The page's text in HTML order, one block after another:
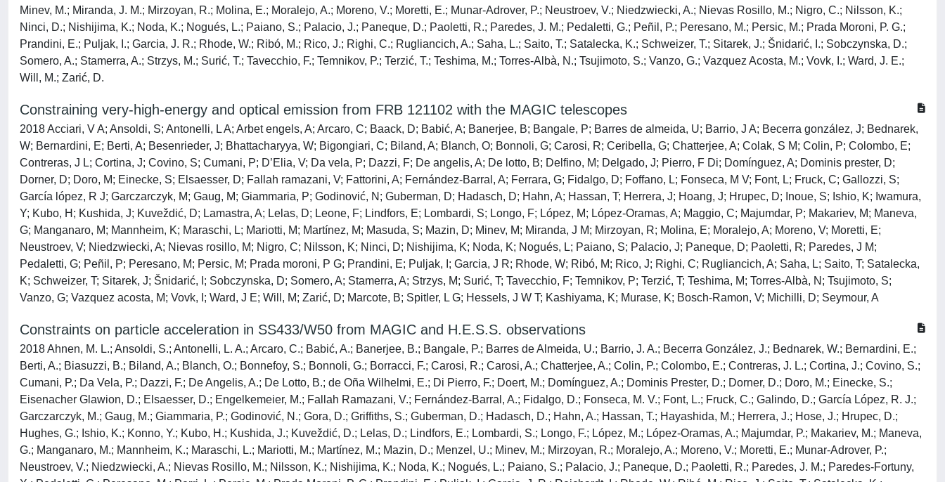
Minev, M.; Miranda, J. M.; Mirzoyan, R.; Molina, E.; Moralejo, A.; Moreno, V.; Moretti, E.; Munar-Adrover, P.; Neustroev, V.; Niedzwiecki, A.; Nievas Rosillo, M.; Nigro, C.; Nilsson, K.;
Ninci, D.; Nishijima, K.; Noda, K.; Nogués, L.; Paiano, S.; Palacio, J.; Paneque, D.; Paoletti, R.; Paredes, J. M.; Pedaletti, G.; Peñil, P.; Peresano, M.; Persic, M.; Prada Moroni, P. G.;
Prandini, E.; Puljak, I.; Garcia, J. R.; Rhode, W.; Ribó, M.; Rico, J.; Righi, C.; Rugliancich, A.; Saha, L.; Saito, T.; Satalecka, K.; Schweizer, T.; Sitarek, J.; Šnidarić, I.; Sobczynska, D.;
Somero, A.; Stamerra, A.; Strzys, M.; Surić, T.; Tavecchio, F.; Temnikov, P.; Terzić, T.; Teshima, M.; Torres-Albà, N.; Tsujimoto, S.; Vanzo, G.; Vazquez Acosta, M.; Vovk, I.; Ward, J. E.;
Will, M.; Zarić, D.
Constraining very-high-energy and optical emission from FRB 121102 with the MAGIC telescopes
2018 Acciari, V A; Ansoldi, S; Antonelli, L A; Arbet engels, A; Arcaro, C; Baack, D; Babić, A; Banerjee, B; Bangale, P; Barres de almeida, U; Barrio, J A; Becerra gonzález, J; Bednarek,
W; Bernardini, E; Berti, A; Besenrieder, J; Bhattacharyya, W; Bigongiari, C; Biland, A; Blanch, O; Bonnoli, G; Carosi, R; Ceribella, G; Chatterjee, A; Colak, S M; Colin, P; Colombo, E;
Contreras, J L; Cortina, J; Covino, S; Cumani, P; D’Elia, V; Da vela, P; Dazzi, F; De angelis, A; De lotto, B; Delfino, M; Delgado, J; Pierro, F Di; Domínguez, A; Dominis prester, D;
Dorner, D; Doro, M; Einecke, S; Elsaesser, D; Fallah ramazani, V; Fattorini, A; Fernández-Barral, A; Ferrara, G; Fidalgo, D; Foffano, L; Fonseca, M V; Font, L; Fruck, C; Gallozzi, S;
García lópez, R J; Garczarczyk, M; Gaug, M; Giammaria, P; Godinović, N; Guberman, D; Hadasch, D; Hahn, A; Hassan, T; Herrera, J; Hoang, J; Hrupec, D; Inoue, S; Ishio, K; Iwamura,
Y; Kubo, H; Kushida, J; Kuveždić, D; Lamastra, A; Lelas, D; Leone, F; Lindfors, E; Lombardi, S; Longo, F; López, M; López-Oramas, A; Maggio, C; Majumdar, P; Makariev, M; Maneva,
G; Manganaro, M; Mannheim, K; Maraschi, L; Mariotti, M; Martínez, M; Masuda, S; Mazin, D; Minev, M; Miranda, J M; Mirzoyan, R; Molina, E; Moralejo, A; Moreno, V; Moretti, E;
Neustroev, V; Niedzwiecki, A; Nievas rosillo, M; Nigro, C; Nilsson, K; Ninci, D; Nishijima, K; Noda, K; Nogués, L; Paiano, S; Palacio, J; Paneque, D; Paoletti, R; Paredes, J M;
Pedaletti, G; Peñil, P; Peresano, M; Persic, M; Prada moroni, P G; Prandini, E; Puljak, I; Garcia, J R; Rhode, W; Ribó, M; Rico, J; Righi, C; Rugliancich, A; Saha, L; Saito, T; Satalecka,
K; Schweizer, T; Sitarek, J; Šnidarić, I; Sobczynska, D; Somero, A; Stamerra, A; Strzys, M; Surić, T; Tavecchio, F; Temnikov, P; Terzić, T; Teshima, M; Torres-Albà, N; Tsujimoto, S;
Vanzo, G; Vazquez acosta, M; Vovk, I; Ward, J E; Will, M; Zarić, D; Marcote, B; Spitler, L G; Hessels, J W T; Kashiyama, K; Murase, K; Bosch-Ramon, V; Michilli, D; Seymour, A
Constraints on particle acceleration in SS433/W50 from MAGIC and H.E.S.S. observations
2018 Ahnen, M. L.; Ansoldi, S.; Antonelli, L. A.; Arcaro, C.; Babić, A.; Banerjee, B.; Bangale, P.; Barres de Almeida, U.; Barrio, J. A.; Becerra González, J.; Bednarek, W.; Bernardini, E.;
Berti, A.; Biasuzzi, B.; Biland, A.; Blanch, O.; Bonnefoy, S.; Bonnoli, G.; Borracci, F.; Carosi, R.; Carosi, A.; Chatterjee, A.; Colin, P.; Colombo, E.; Contreras, J. L.; Cortina, J.; Covino, S.;
Cumani, P.; Da Vela, P.; Dazzi, F.; De Angelis, A.; De Lotto, B.; de Oña Wilhelmi, E.; Di Pierro, F.; Doert, M.; Domínguez, A.; Dominis Prester, D.; Dorner, D.; Doro, M.; Einecke, S.;
Eisenacher Glawion, D.; Elsaesser, D.; Engelkemeier, M.; Fallah Ramazani, V.; Fernández-Barral, A.; Fidalgo, D.; Fonseca, M. V.; Font, L.; Fruck, C.; Galindo, D.; García López, R. J.;
Garczarczyk, M.; Gaug, M.; Giammaria, P.; Godinović, N.; Gora, D.; Griffiths, S.; Guberman, D.; Hadasch, D.; Hahn, A.; Hassan, T.; Hayashida, M.; Herrera, J.; Hose, J.; Hrupec, D.;
Hughes, G.; Ishio, K.; Konno, Y.; Kubo, H.; Kushida, J.; Kuveždić, D.; Lelas, D.; Lindfors, E.; Lombardi, S.; Longo, F.; López, M.; López-Oramas, A.; Majumdar, P.; Makariev, M.; Maneva,
G.; Manganaro, M.; Mannheim, K.; Maraschi, L.; Mariotti, M.; Martínez, M.; Mazin, D.; Menzel, U.; Minev, M.; Mirzoyan, R.; Moralejo, A.; Moreno, V.; Moretti, E.; Munar-Adrover, P.;
Neustroev, V.; Niedzwiecki, A.; Nievas Rosillo, M.; Nilsson, K.; Nishijima, K.; Noda, K.; Nogués, L.; Paiano, S.; Palacio, J.; Paneque, D.; Paoletti, R.; Paredes, J. M.; Paredes-Fortuny,